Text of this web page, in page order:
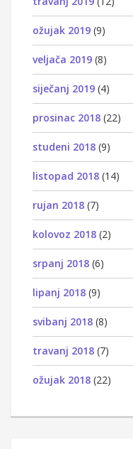
ožujak 2019 (9)
veljača 2019 (8)
siječanj 2019 (4)
prosinac 2018 (22)
studeni 2018 (9)
listopad 2018 (14)
rujan 2018 (7)
kolovoz 2018 (2)
srpanj 2018 (6)
lipanj 2018 (9)
svibanj 2018 (8)
travanj 2018 (7)
ožujak 2018 (22)